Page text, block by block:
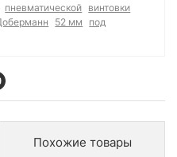
пневматической винтовки
52 мм
под
Похожие товары